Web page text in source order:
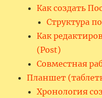
Как создать
Структура
Как
(Post)
Совместная
Планшет
Хронология